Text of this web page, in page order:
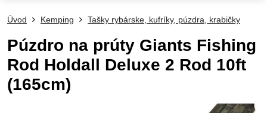
Úvod Kemping Tašky rybárske, kufríky, púzdra, krabičky
Púzdro na prúty Giants Fishing
Rod Holdall Deluxe 2 Rod 10ft
(165cm)